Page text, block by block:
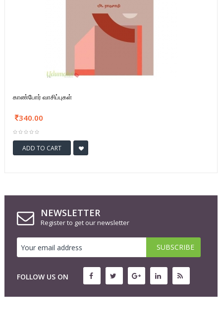
காண்போர் வாசிப்புகள்
340.00
ADD TO CART
NEWSLETTER
Register to get our newsletter
FOLLOW US ON